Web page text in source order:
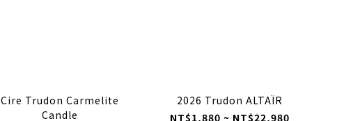
Cire Trudon Carmelite
Candle
2026 Trudon ALTAÏR
NT$1,880 ~ NT$22,980